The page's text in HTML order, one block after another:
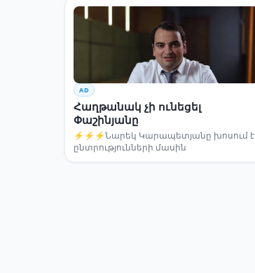
AD
Հաղթանակ չի ունեցել
Փաշինյանը
⚡⚡⚡Նարեկ Կարապետյանը խոսում է
ընտրությունների մասին